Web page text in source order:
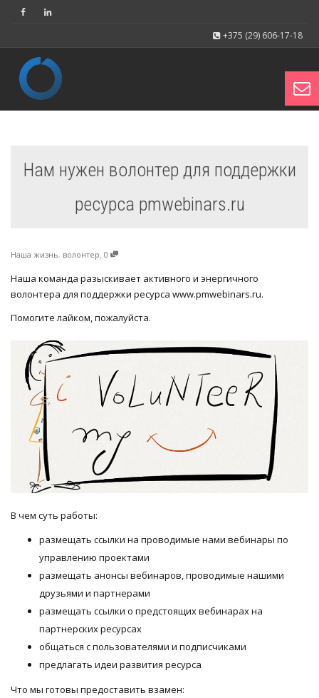
+375 (29) 606-17-18
Нам нужен волонтер для поддержки
ресурса pmwebinars.ru
Наша жизнь, волонтер, 0
Наша команда разыскивает активного и энергичного
волонтера для поддержки ресурса www.pmwebinars.ru.
Помогите лайком, пожалуйста.
В чем суть работы:
размещать ссылки на проводимые нами вебинары по
управлению проектами
размещать анонсы вебинаров, проводимые нашими
друзьями и партнерами
размещать ссылки о предстоящих вебинарах на
партнерских ресурсах
общаться с пользователями и подписчиками
предлагать идеи развития ресурса
Что мы готовы предоставить взамен: